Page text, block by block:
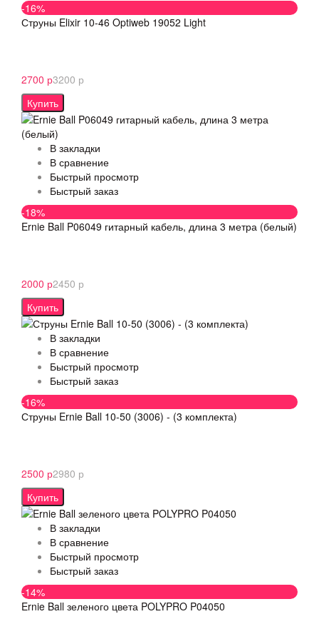
-16%
Струны Elixir 10-46 Optiweb 19052 Light
2700 р3200 р
Купить
В закладки
В сравнение
Быстрый просмотр
Быстрый заказ
-18%
Ernie Ball P06049 гитарный кабель, длина 3 метра (белый)
2000 р2450 р
Купить
В закладки
В сравнение
Быстрый просмотр
Быстрый заказ
-16%
Струны Ernie Ball 10-50 (3006) - (3 комплекта)
2500 р2980 р
Купить
В закладки
В сравнение
Быстрый просмотр
Быстрый заказ
-14%
Ernie Ball зеленого цвета POLYPRO P04050